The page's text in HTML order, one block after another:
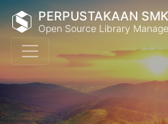
PERPUSTAKAAN
Open Source Library